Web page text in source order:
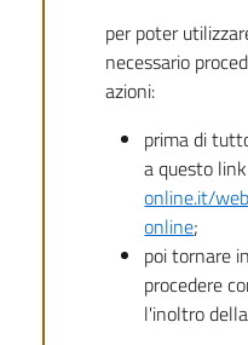
per poter
necessario
azioni:
prima di
a questo
online.it/
online;
poi tornare
procedere
l'inoltro